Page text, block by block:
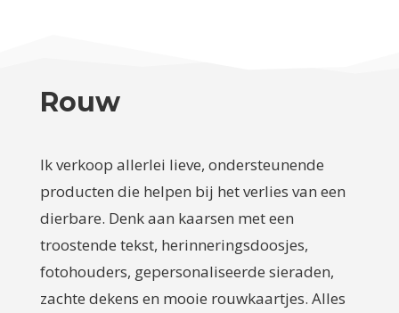
Rouw
Ik verkoop allerlei lieve, ondersteunende
producten die helpen bij het verlies van een
dierbare. Denk aan kaarsen met een
troostende tekst, herinneringsdoosjes,
fotohouders, gepersonaliseerde sieraden,
zachte dekens en mooie rouwkaartjes. Alles